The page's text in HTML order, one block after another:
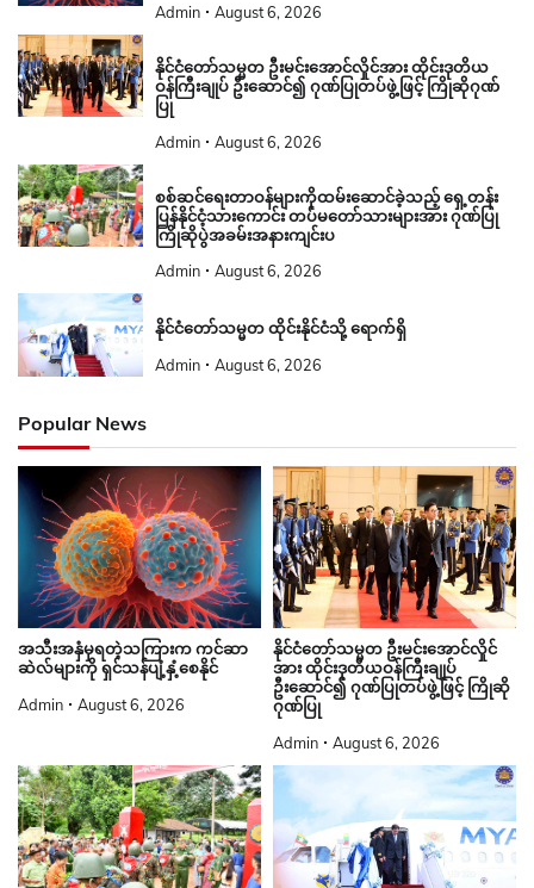
Admin August 6, 2026
နိုင်ငံတော်သမ္မတ ဦးမင်းအောင်လှိုင်အား ထိုင်းဒုတိယ
ဝန်ကြီးချုပ် ဦးဆောင်၍ ဂုဏ်ပြုတပ်ဖွဲ့ဖြင့် ကြိုဆိုဂုဏ်
ပြု
Admin August 6, 2026
စစ်ဆင်ရေးတာဝန်များကိုထမ်းဆောင်ခဲ့သည့် ရှေ့တန်း
ပြန်နိုင်ငံ့သားကောင်း တပ်မတော်သားများအား ဂုဏ်ပြု
ကြိုဆိုပွဲအခမ်းအနားကျင်းပ
Admin August 6, 2026
နိုင်ငံတော်သမ္မတ ထိုင်းနိုင်ငံသို့ ရောက်ရှိ
Admin August 6, 2026
Popular News
အသီးအနှံမှရတဲ့သကြားက ကင်ဆာ
ဆဲလ်များကို ရှင်သန်ပျံ့နှံ့စေနိုင်
Admin August 6, 2026
နိုင်ငံတော်သမ္မတ ဦးမင်းအောင်လှိုင်
အား ထိုင်းဒုတိယဝန်ကြီးချုပ်
ဦးဆောင်၍ ဂုဏ်ပြုတပ်ဖွဲ့ဖြင့် ကြိုဆို
ဂုဏ်ပြု
Admin August 6, 2026